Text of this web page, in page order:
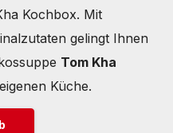
Kochbox. Mit
gelingt Ihnen
Tom Kha
Küche.